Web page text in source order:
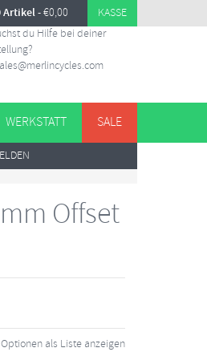
Artikel-€0,00 KASSE
du Hilfe bei deiner
WERKSTATT SALE
Offset
Optionen als Liste anzeigen